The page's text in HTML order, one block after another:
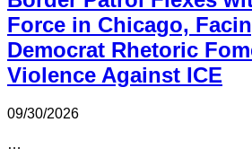
Force in Chicago,
Democrat Rhetoric
Violence Against ICE
09/30/2026
…